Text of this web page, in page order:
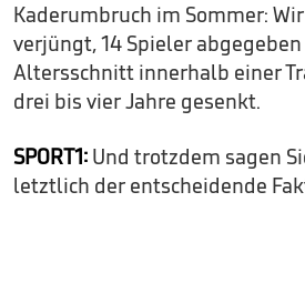
Kaderumbruch im Sommer:
verjüngt, 14 Spieler
Altersschnitt innerhalb einer
drei bis vier Jahre gesenkt.
SPORT1: Und trotzdem sagen
letztlich der entscheidende